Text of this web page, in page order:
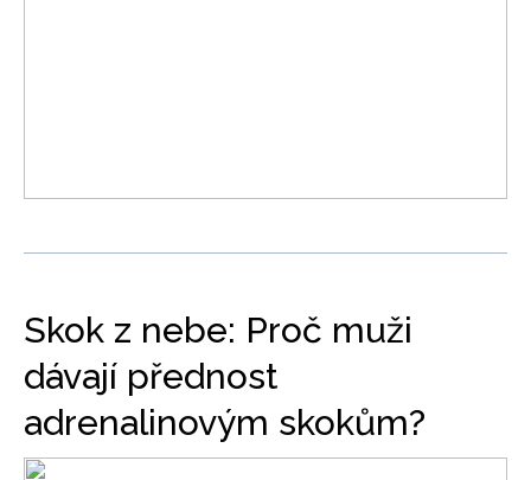
Skok z nebe: Proč muži
dávají přednost
adrenalinovým skokům?